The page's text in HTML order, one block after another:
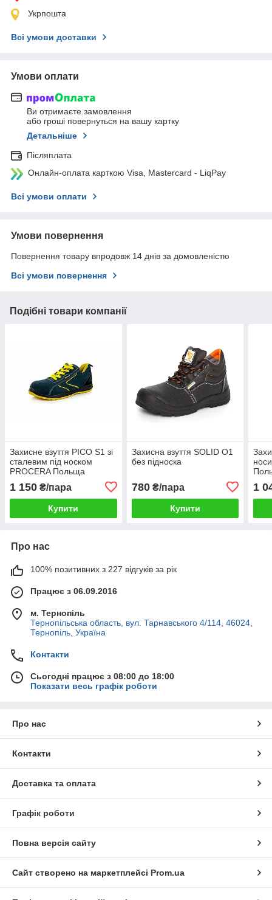
Укрпошта
Всі умови доставки
Умови оплати
Ви отримаєте замовлення
або гроші повернуться на вашу картку
Детальніше
Післяплата
Онлайн-оплата карткою Visa, Mastercard - LiqPay
Всі умови оплати
Умови повернення
Повернення товару впродовж 14 днів за домовленістю
Всі умови повернення
Подібні товари компанії
Захисне взуття PICO S1 зі
сталевим під носком
PROCERA Польща
1 150 ₴/пара
Купити
Захисна взуття SOLID O1
без підноска
780₴/пара
Купити
1
Про нас
100% позитивних з 227 відгуків за рік
Працює з 06.09.2016
м. Тернопіль
Тернопільська область, вул. Тарнавського 4/114, 46024,
Тернопіль, Україна
Контакти
Сьогодні працює з 08:00 до 18:00
Показати весь графік роботи
Про нас
Контакти
Доставка та оплата
Графік роботи
Повна версія сайту
Сайт створено на маркетплейсі Prom.ua